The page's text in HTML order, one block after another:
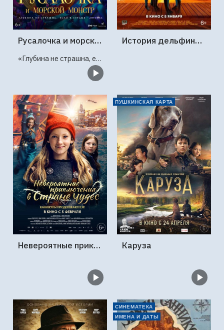
Русалочка и морской монстр
«Глубина не страшна, если в сердце — любовь»
История дельфина: Каникулы на Багамах
Невероятные приключения в стране чудес
ПУШКИНСКАЯ КАРТА
Каруза
СИНЕМАТЕКА
ИМЕНА И ДАТЫ